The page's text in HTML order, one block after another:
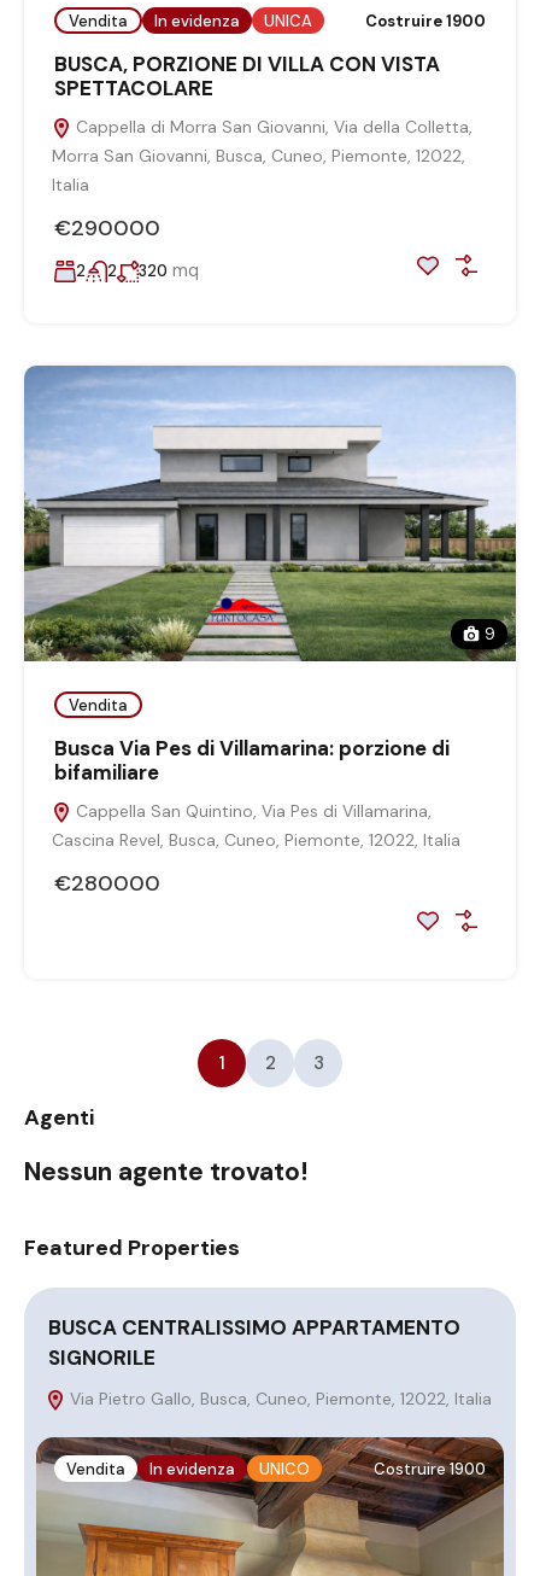
Vendita In evidenza UNICA Costruire 1900
BUSCA, PORZIONE DI VILLA CON VISTA
SPETTACOLARE
Cappella di Morra San Giovanni, Via della Colletta,
Morra San Giovanni, Busca, Cuneo, Piemonte, 12022,
Italia
€290000
2 2 320 mq
9
Vendita
Busca Via Pes di Villamarina: porzione di
bifamiliare
Cappella San Quintino, Via Pes di Villamarina,
Cascina Revel, Busca, Cuneo, Piemonte, 12022, Italia
€280000
1 2 3
Agenti
Nessun agente trovato!
Featured Properties
BUSCA CENTRALISSIMO APPARTAMENTO
SIGNORILE
Via Pietro Gallo, Busca, Cuneo, Piemonte, 12022, Italia
Vendita In evidenza UNICO Costruire 1900